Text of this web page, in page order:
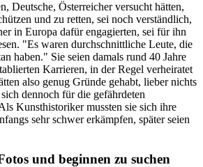
Deutsche, Österreicher versucht hätten,
und zu retten, sei noch verständlich,
in Europa dafür engagierten, sei für ihn
"Es waren durchschnittliche Leute, die
haben." Sie seien damals rund 40 Jahre
Karrieren, in der Regel verheiratet
also genug Gründe gehabt, lieber nichts
dennoch für die gefährdeten
Kunsthistoriker mussten sie sich ihre
sehr schwer erkämpfen, später seien
und beginnen zu suchen